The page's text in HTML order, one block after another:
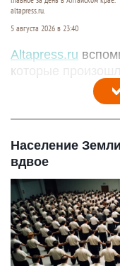
altapress.ru.
5 августа 2026 в 23:40
Altapress.ru
которые
Население
вдвое